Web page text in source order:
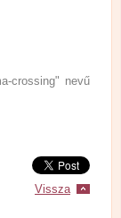
crossing" nevű
Vissza